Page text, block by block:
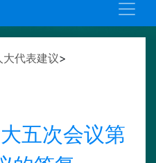
大代表建议>
五次会议第